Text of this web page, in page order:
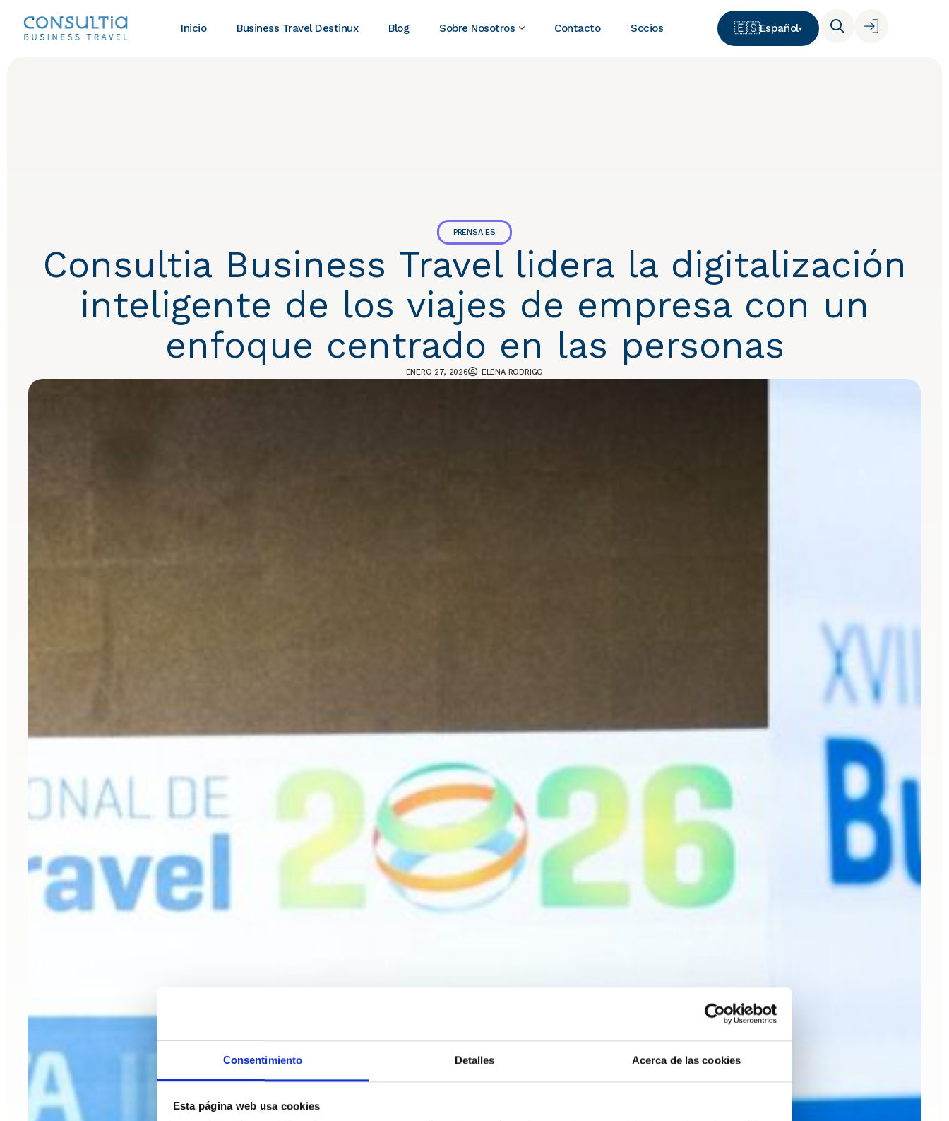
Consentimiento Detalles Acerca de las cookies
Esta página web usa cookies
Inicio Business Travel Destinux Blog Sobre Nosotros Contacto Socios 🇪🇸Español▾
PRENSA ES
Consultia Business Travel lidera la digitalización
inteligente de los viajes de empresa con un
enfoque centrado en las personas
ENERO 27, 2026 ELENA RODRIGO